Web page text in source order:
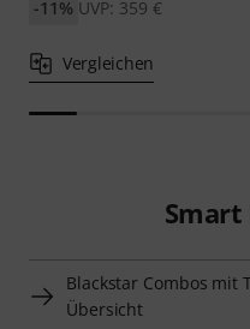
UVP: 359 €
-11%
Vergleichen
Blackstar Combos mit
Übersicht